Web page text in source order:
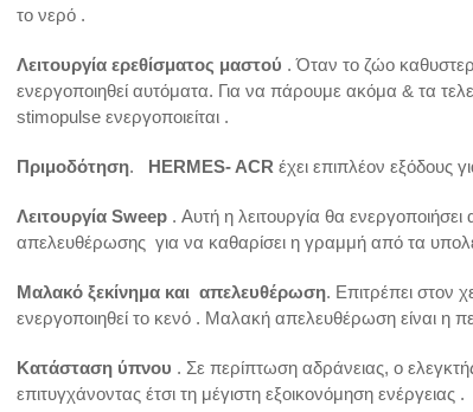
το νερό .
Λειτουργία ερεθίσματος μαστού . Όταν το ζώο
ενεργοποιηθεί αυτόματα. Για να πάρουμε ακόμα & τα
stimopulse ενεργοποιείται .
Πριμοδότηση. HERMES- ACR έχει επιπλέον εξόδους
Λειτουργία Sweep. Αυτή η λειτουργία θα
απελευθέρωσης για να καθαρίσει η γραμμή από τα
Μαλακό ξεκίνημα και απελευθέρωση. Επιτρέπει στον
ενεργοποιηθεί το κενό . Μαλακή απελευθέρωση είναι η
Κατάσταση ύπνου . Σε περίπτωση αδράνειας, ο
επιτυγχάνοντας έτσι τη μέγιστη εξοικονόμηση ενέργειας .